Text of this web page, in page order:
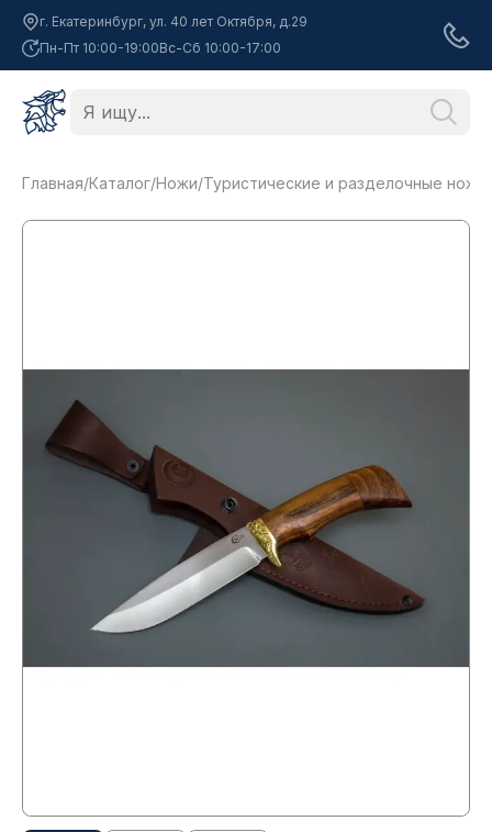
г. Екатеринбург, ул. 40 лет Октября, д.29
Пн-Пт 10:00-19:00Вс-Сб 10:00-17:00
Главная/Каталог/Ножи/Туристические и разделочные ножи